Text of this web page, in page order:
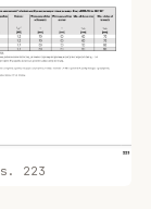
s. 223